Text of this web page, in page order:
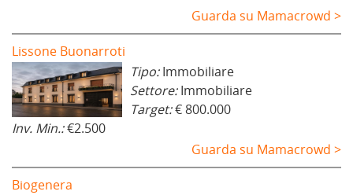
Guarda su Mamacrowd >
Lissone Buonarroti
Tipo:Immobiliare
Settore:Immobiliare
Target:€ 800.000
Inv. Min.:€2.500
Guarda su Mamacrowd >
Biogenera